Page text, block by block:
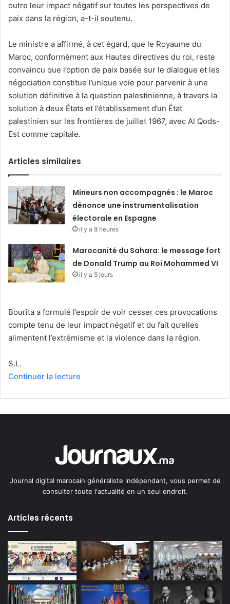
outre leur impact négatif sur toutes les perspectives de
paix dans la région, a-t-il soutenu.
Le ministre a affirmé, à cet égard, que le Royaume du
Maroc, conformément aux Hautes directives du roi, reste
convaincu que l’option de paix basée sur le dialogue et les
négociation constitue l’unique voie pour parvenir à une
solution définitive à la question palestinienne, à travers la
solution à deux États et l’établissement d’un État
palestinien sur les frontières de juillet 1967, avec Al Qods-
Est comme capitale.
Articles similaires
Mineurs non accompagnés : le Maroc
dénonce une instrumentalisation
électorale en Espagne
il y a 8 heures
Marocanité du Sahara: le message fort
de Donald Trump au Roi Mohammed VI
il y a 5 jours
Bourita a formulé l’espoir de voir cesser ces provocations
compte tenu de leur impact négatif et du fait qu’elles
alimentent l’extrémisme et la violence dans la région.
S.L.
Continuer la lecture
Journal digital marocain généraliste indépendant, vous permet de
consulter toute l'actualité en un seul endroit.
Articles récents